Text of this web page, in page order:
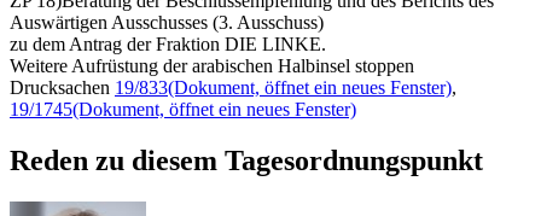
Auswärtigen Ausschusses (3. Ausschuss)
zu dem Antrag der Fraktion DIE LINKE.
Weitere Aufrüstung der arabischen Halbinsel stoppen
Drucksachen 19/833(Dokument, öffnet ein neues Fenster),
19/1745(Dokument, öffnet ein neues Fenster)
Reden zu diesem Tagesordnungspunkt